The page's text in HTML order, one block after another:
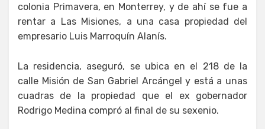
colonia Primavera, en Monterrey, y de ahí se fue a
rentar a Las Misiones, a una casa propiedad del
empresario Luis Marroquín Alanís.
La residencia, aseguró, se ubica en el 218 de la
calle Misión de San Gabriel Arcángel y está a unas
cuadras de la propiedad que el ex gobernador
Rodrigo Medina compró al final de su sexenio.